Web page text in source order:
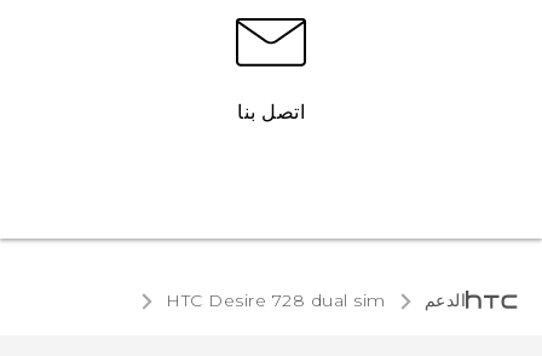
اتصل بنا
الدعم HTC Desire 728 dual sim‎